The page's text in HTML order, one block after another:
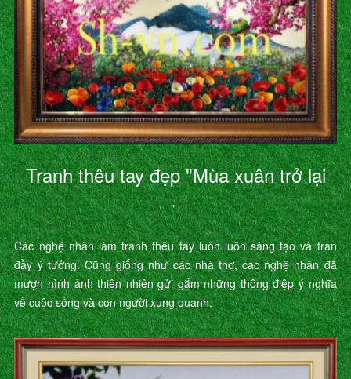
Tranh thêu tay đẹp "Mùa xuân trở lại
"
Các nghệ nhân làm tranh thêu tay luôn luôn sáng tạo và tràn
đầy ý tưởng. Cũng giống như các nhà thơ, các nghệ nhân đã
mượn hình ảnh thiên nhiên gửi gắm những thông điệp ý nghĩa
về cuộc sống và con người xung quanh.